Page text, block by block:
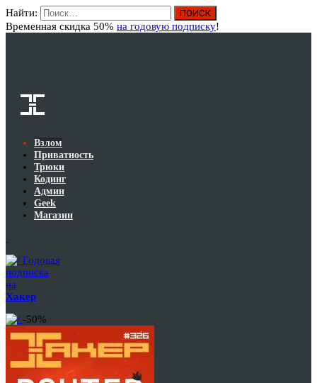
Найти:
Временная скидка 50% на годовую подписку!
Взлом
Приватность
Трюки
Кодинг
Админ
Geek
Магазин
Годовая
подписка
на
Хакер
-50%